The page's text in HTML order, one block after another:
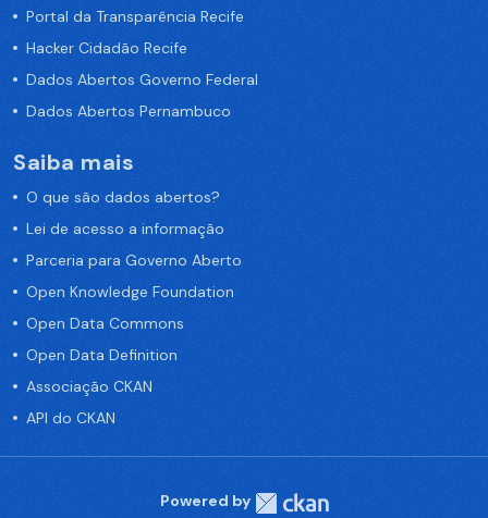
Portal da Transparência Recife
Hacker Cidadão Recife
Dados Abertos Governo Federal
Dados Abertos Pernambuco
Saiba mais
O que são dados abertos?
Lei de acesso a informação
Parceria para Governo Aberto
Open Knowledge Foundation
Open Data Commons
Open Data Definition
Associação CKAN
API do CKAN
Powered by